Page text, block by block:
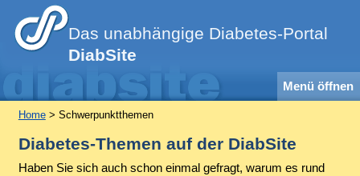
Das unabhängige Diabetes-Portal
DiabSite
Menü öffnen
Home> Schwerpunktthemen
Diabetes-Themen auf der DiabSite
Haben Sie sich auch schon einmal gefragt, warum es rund